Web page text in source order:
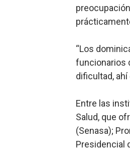
“Los
funcionarios
dificultad,
Entre las
Salud, que
(Senasa);
Presidencial